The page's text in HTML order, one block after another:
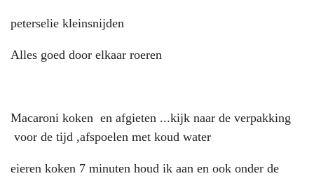
peterselie kleinsnijden
Alles goed door elkaar roeren
Macaroni koken en afgieten ...kijk naar de verpakking
voor de tijd ,afspoelen met koud water
eieren koken 7 minuten houd ik aan en ook onder de